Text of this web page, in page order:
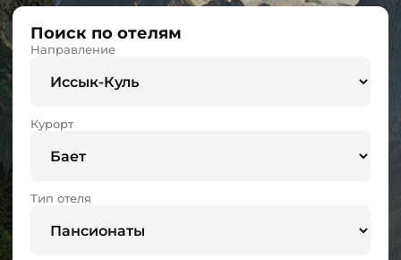
Поиск по отелям
Направление
Курорт
Тип отеля